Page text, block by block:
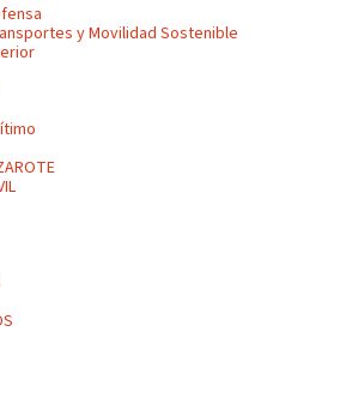
y Movilidad Sostenible